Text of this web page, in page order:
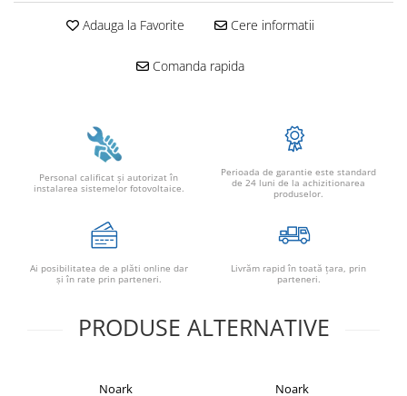
Adauga la Favorite Cere informatii
Comanda rapida
Personal calificat şi autorizat în
instalarea sistemelor fotovoltaice.
Perioada de garantie este standard
de 24 luni de la achizitionarea
produselor.
Ai posibilitatea de a plăti online dar
şi în rate prin parteneri.
Livrăm rapid în toată țara, prin
parteneri.
PRODUSE ALTERNATIVE
Noark Noark